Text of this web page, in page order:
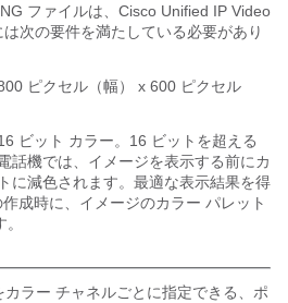
ファイルは、Cisco Unified IP Video
次の要件を満たしている必要があり
ピクセル（幅） x 600 ピクセル
ビット カラー。16 ビットを超える
話機では、イメージを表示する前にカ
に減色されます。最適な表示結果を得
成時に、イメージのカラー パレット
ラー チャネルごとに指定できる、ポ